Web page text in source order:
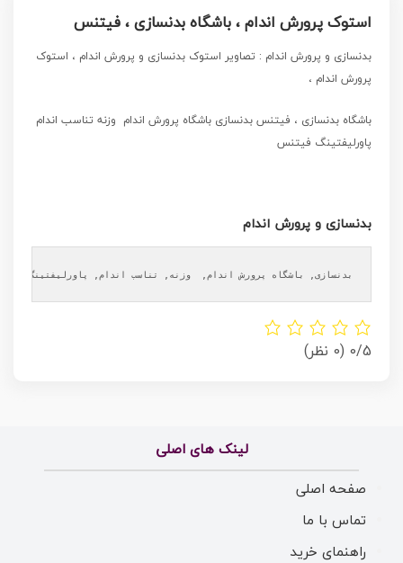
استوک پرورش اندام ، باشگاه بدنسازی ، فیتنس
بدنسازی و پرورش اندام : تصاویر استوک بدنسازی و پرورش اندام ، استوک
پرورش اندام ،
باشگاه بدنسازی ، فیتنس بدنسازی باشگاه پرورش اندام وزنه تناسب اندام
پاورلیفتینگ فیتنس
بدنسازی و پرورش اندام
بدنسازی, باشگاه پرورش اندام,  وزنه, تناسب اندام, پاورلیفتینگ,
0/5 (0 نظر)
لینک های اصلی
صفحه اصلی
تماس با ما
راهنمای خرید